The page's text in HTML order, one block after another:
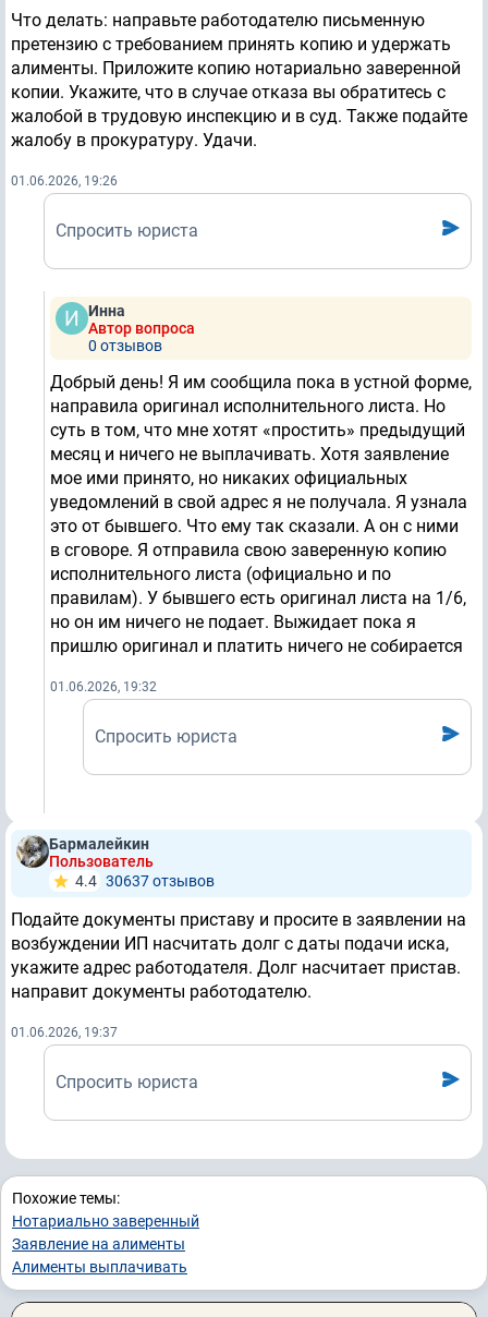
Что делать: направьте работодателю письменную
претензию с требованием принять копию и удержать
алименты. Приложите копию нотариально заверенной
копии. Укажите, что в случае отказа вы обратитесь с
жалобой в трудовую инспекцию и в суд. Также подайте
жалобу в прокуратуру. Удачи.
01.06.2026, 19:26
Спросить юриста
Инна
Автор вопроса
0 отзывов
Добрый день! Я им сообщила пока в устной форме,
направила оригинал исполнительного листа. Но
суть в том, что мне хотят «простить» предыдущий
месяц и ничего не выплачивать. Хотя заявление
мое ими принято, но никаких официальных
уведомлений в свой адрес я не получала. Я узнала
это от бывшего. Что ему так сказали. А он с ними
в сговоре. Я отправила свою заверенную копию
исполнительного листа (официально и по
правилам). У бывшего есть оригинал листа на 1/6,
но он им ничего не подает. Выжидает пока я
пришлю оригинал и платить ничего не собирается
01.06.2026, 19:32
Спросить юриста
Бармалейкин
Пользователь
4.4 30637 отзывов
Подайте документы приставу и просите в заявлении на
возбуждении ИП насчитать долг с даты подачи иска,
укажите адрес работодателя. Долг насчитает пристав.
направит документы работодателю.
01.06.2026, 19:37
Спросить юриста
Похожие темы:
Нотариально заверенный
Заявление на алименты
Алименты выплачивать